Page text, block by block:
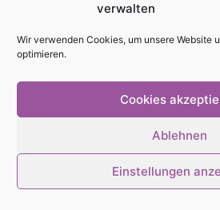
verwalten
Wir verwenden Cookies, um unsere Website
optimieren.
Cookies
Ablehnen
Einstellungen